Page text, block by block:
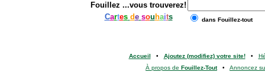
Fouillez ...vous trouverez!
Cartes de sou haits dans Fouillez-tout
Accueil • Ajoutez (modifiez) votre site!•
À propos de Fouillez-Tout• Annoncez